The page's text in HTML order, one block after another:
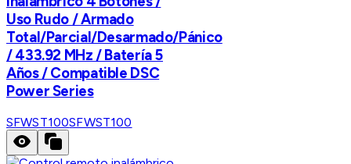
Uso Rudo / Armado
Total/Parcial/Desarmado/Pánico
/ 433.92 MHz / Batería 5
Años / Compatible DSC
Power Series
SFWST100SFWST100